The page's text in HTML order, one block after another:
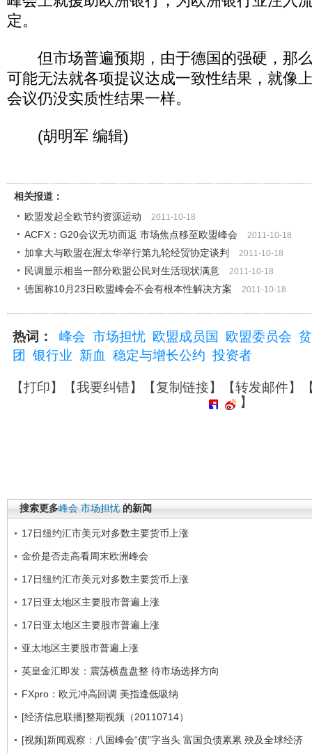
定。
但市场普遍预期，由于德国的强硬，那
可能无法就各项提议达成一致性结果，就像
会议仍没实质性结果一样。
(胡明军 编辑)
相关报道：
欧盟发起全欧节约资源运动
2011-10-18
ACFX：G20会议无功而返 市场焦点移至欧盟峰会 2011-10-18
加拿大与欧盟在渥太华举行第九轮经贸协定谈判 2011-10-18
民调显示相当一部分欧盟公民对生活现状满意 2011-10-18
德国称10月23日欧盟峰会不会有根本性解决方案 2011-10-18
热词： 峰会 市场担忧 欧盟成员国 欧盟委员会
团
银行业 新血 稳定与增长公约 投资者
【打印】【我要纠错】【复制链接】【转发邮件】
】
搜索更多峰会 市场担忧 的新闻
17日纽约汇市美元对多数主要货币上涨
金价是否走高看周末欧洲峰会
17日纽约汇市美元对多数主要货币上涨
17日亚太地区主要股市普遍上涨
17日亚太地区主要股市普遍上涨
亚太地区主要股市普遍上涨
英皇金汇即发：震荡横盘盘整 待市场选择方向
FXpro：欧元冲高回调 美指逢低吸纳
[经济信息联播]整期视频（20110714）
[视频]新闻观察：八国峰会“债”字当头 富国负债累累 殃及全球经济